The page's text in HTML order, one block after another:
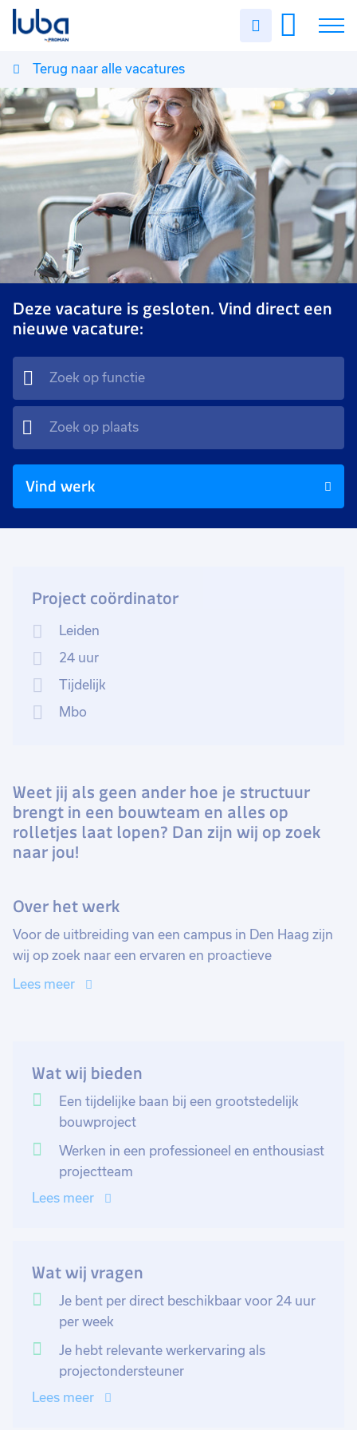
Uren
Vacatures
Over ons
Voor werkgevers
Contact
Terug naar alle vacatures
Deze vacature is gesloten. Vind direct een
nieuwe vacature:
Vind werk
Project coördinator
Leiden
24 uur
Tijdelijk
Mbo
Weet jij als geen ander hoe je structuur
brengt in een bouwteam en alles op
rolletjes laat lopen? Dan zijn wij op zoek
naar jou!
Over het werk
Voor de uitbreiding van een campus in Den Haag zijn
wij op zoek naar een ervaren en proactieve
projectondersteuner. In dit bouwproject wordt een
hedendaags academisch gebruik. Je schakelt met
diverse afdelingen, waaronder de projectmanager,
adviseur en contractmanager. Jij bent de
ondersteunende factor en fungeert als aanspreekpunt
voor zowel interne als externe betrokkenen. Het
project kent veel belanghebbenden en vraagt dus om
structuur, overzicht en goede coördinatie. Wekelijks
mogelijk te laten verlopen, dus jouw input hierin is
zeer waardevol!
Je werkt op dinsdag in Leiden, op woensdag in Den
Haag en de overige dag is flexibel in te zetten. Het
betreft een werkweek van 24 uur en naar schatting
loopt dit project tot eind 2025 of begin 2026. Ben jij
Lees meer
Wat wij bieden
Een tijdelijke baan bij een grootstedelijk
bouwproject
Werken in een professioneel en enthousiast
projectteam
Lees meer
Wat wij vragen
Je bent per direct beschikbaar voor 24 uur
per week
Je hebt relevante werkervaring als
projectondersteuner
Lees meer